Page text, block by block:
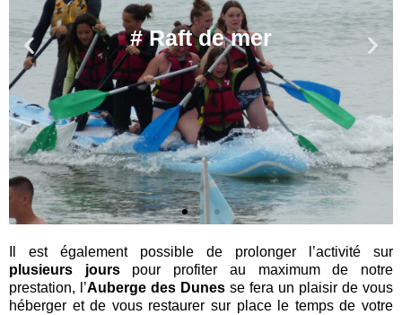
plusieurs jours pour profiter au maximum de notre
prestation, l’Auberge des Dunes se fera un plaisir de vous
héberger et de vous restaurer sur place le temps de votre